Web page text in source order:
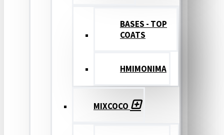
BASES - TOP
COATS
ΗΜΙΜΟΝΙΜΑ
MIXCOCO